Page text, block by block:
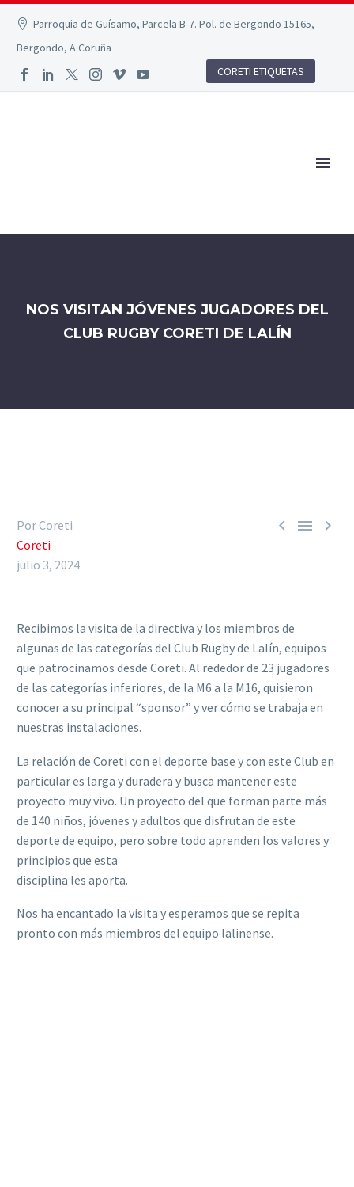
Parroquia de Guísamo, Parcela B-7. Pol. de Bergondo 15165,
Bergondo, A Coruña
CORETI ETIQUETAS
NOS VISITAN JÓVENES JUGADORES DEL
CLUB RUGBY CORETI DE LALÍN
  
Por Coreti
Coreti
julio 3, 2024
Recibimos la visita de la directiva y los miembros de
algunas de las categorías del Club Rugby de Lalín, equipos
que patrocinamos desde Coreti. Al rededor de 23 jugadores
de las categorías inferiores, de la M6 a la M16, quisieron
conocer a su principal “sponsor” y ver cómo se trabaja en
nuestras instalaciones.
La relación de Coreti con el deporte base y con este Club en
particular es larga y duradera y busca mantener este
proyecto muy vivo. Un proyecto del que forman parte más
de 140 niños, jóvenes y adultos que disfrutan de este
deporte de equipo, pero sobre todo aprenden los valores y
principios que esta
disciplina les aporta.
Nos ha encantado la visita y esperamos que se repita
pronto con más miembros del equipo lalinense.